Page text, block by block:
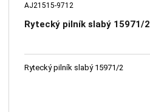
AJ21515-9712
Rytecký pilník slabý 15971/2
Rytecký pilník slabý 15971/2